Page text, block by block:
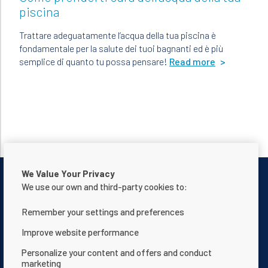
piscina
Trattare adeguatamente l’acqua della tua piscina è
fondamentale per la salute dei tuoi bagnanti ed è più
semplice di quanto tu possa pensare! Read more
Contattaci
Informativa sulla privacy
Condizioni d'uso
Chi siamo
We Value Your Privacy
We use our own and third-party cookies to:
Remember your settings and preferences
Improve website performance
Personalize your content and offers and conduct
marketing